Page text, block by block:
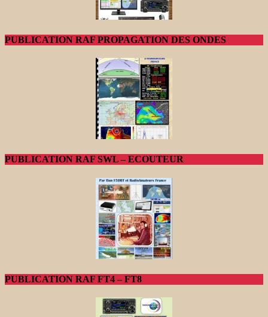
PUBLICATION RAF PROPAGATION DES ONDES
PUBLICATION RAF SWL – ECOUTEUR
PUBLICATION RAF FT4 – FT8